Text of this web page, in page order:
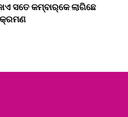
ସତେ କମ୍‌ବାର୍‌କେ ଲାଗିଛେ